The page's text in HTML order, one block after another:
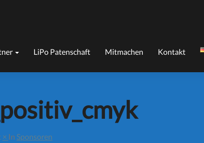
LiPo Patenschaft Mitmachen Kontakt
× In Sponsoren